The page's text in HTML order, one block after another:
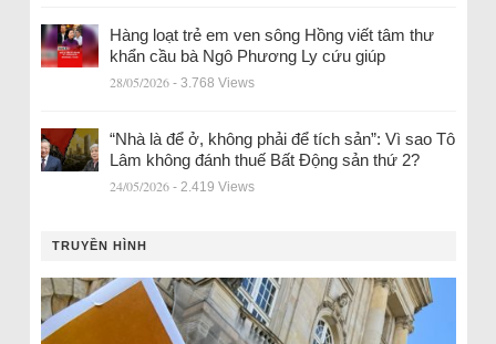
Hàng loạt trẻ em ven sông Hồng viết tâm thư
khẩn cầu bà Ngô Phương Ly cứu giúp
28/05/2026 - 3.768 Views
“Nhà là để ở, không phải để tích sản”: Vì sao Tô
Lâm không đánh thuế Bất Động sản thứ 2?
24/05/2026 - 2.419 Views
TRUYỀN HÌNH